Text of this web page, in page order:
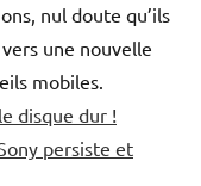
nul doute qu’ils
une nouvelle
mobiles.
disque dur !
persiste et